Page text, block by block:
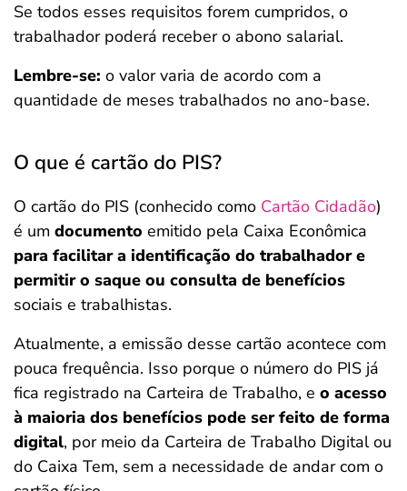
Se todos esses requisitos forem cumpridos, o
trabalhador poderá receber o abono salarial.
Lembre-se: o valor varia de acordo com a
quantidade de meses trabalhados no ano-base.
O que é cartão do PIS?
O cartão do PIS (conhecido como Cartão Cidadão)
é um documento emitido pela Caixa Econômica
para facilitar a identificação do trabalhador e
permitir o saque ou consulta de benefícios
sociais e trabalhistas.
Atualmente, a emissão desse cartão acontece com
pouca frequência. Isso porque o número do PIS já
fica registrado na Carteira de Trabalho, e o acesso
à maioria dos benefícios pode ser feito de forma
digital, por meio da Carteira de Trabalho Digital ou
do Caixa Tem, sem a necessidade de andar com o